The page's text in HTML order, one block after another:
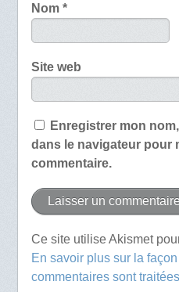
Nom *
Site web
Enregistrer mon
dans le navigateur pour
commentaire.
Ce site utilise Akismet
En savoir plus sur la
commentaires sont traitées